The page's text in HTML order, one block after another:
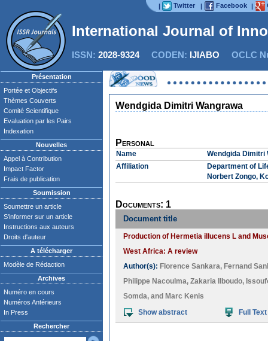
| Twitter | Facebook |
International Journal of
ISSN: 2028-9324CODEN: IJIABO OCLC
Présentation
Portée et Objectifs
Thèmes Couverts
Comité Scientifique
Evaluation par les Pairs
Indexation
Nouvelles
Appel à Contribution
Impact Factor
Frais de publication
Soumission
Soumettre un article
S'informer sur un article
Instructions aux auteurs
Droits d'auteur
A télécharger
Modèle de Rédaction
Archives
Numéro en cours
Numéros Antérieurs
In Press
Rechercher
Wendgida Dimitri Wangrawa
Personal
Name
Wendgida Dimitri
Affiliation
Department of
Norbert Zongo,
Documents: 1
Document title
Production of Hermetia illucens L and
West Africa: A review
Author(s): Florence Sankara, Fernand
Philippe Nacoulma, Zakaria Ilboudo,
Somda, and Marc Kenis
Show abstract
Full Text